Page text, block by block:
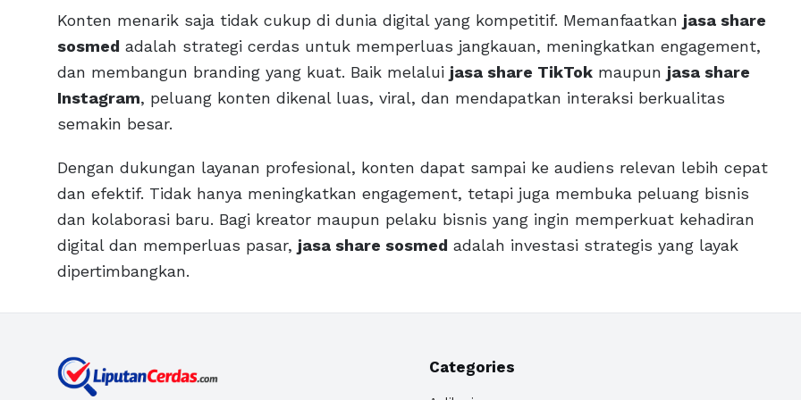
Konten menarik saja tidak cukup di dunia digital yang kompetitif. Memanfaatkan jasa share
sosmed adalah strategi cerdas untuk memperluas jangkauan, meningkatkan engagement,
dan membangun branding yang kuat. Baik melalui jasa share TikTok maupun jasa share
Instagram, peluang konten dikenal luas, viral, dan mendapatkan interaksi berkualitas
semakin besar.
Dengan dukungan layanan profesional, konten dapat sampai ke audiens relevan lebih cepat
dan efektif. Tidak hanya meningkatkan engagement, tetapi juga membuka peluang bisnis
dan kolaborasi baru. Bagi kreator maupun pelaku bisnis yang ingin memperkuat kehadiran
digital dan memperluas pasar, jasa share sosmed adalah investasi strategis yang layak
dipertimbangkan.
Categories